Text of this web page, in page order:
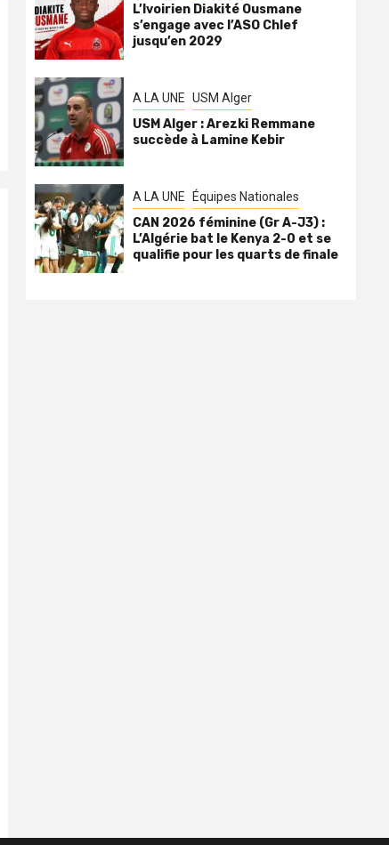
L’Ivoirien Diakité Ousmane
s’engage avec l’ASO Chlef
jusqu’en 2029
A LA UNE USM Alger
USM Alger : Arezki Remmane
succède à Lamine Kebir
A LA UNE Équipes Nationales
CAN 2026 féminine (Gr A-J3) :
L’Algérie bat le Kenya 2-0 et se
qualifie pour les quarts de finale